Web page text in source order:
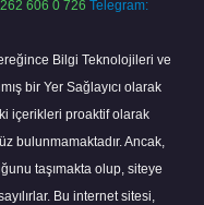
606 0 726 Telegram:
Bilgi Teknolojileri ve
bir Yer Sağlayıcı olarak
içerikleri proaktif olarak
bulunmamaktadır. Ancak,
taşımakta olup, siteye
Bu internet sitesi,